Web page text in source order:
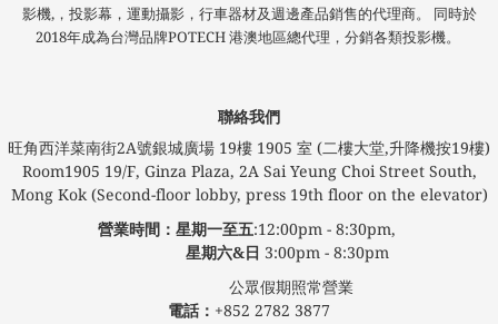
影機,，投影幕，運動攝影，行車器材及週邊產品銷售的代理商。 同時於
2018年成為台灣品牌POTECH 港澳地區總代理，分銷各類投影機。
聯絡我們
旺角西洋菜南街2A號銀城廣場​ 19樓 1905 室 (二樓大堂,升降機按19樓)
Room1905 19/F, Ginza Plaza, 2A Sai Yeung Choi Street South,
Mong Kok (Second-floor lobby, press 19th floor on the elevator)
營業時間：星期一至五:12:00pm - 8:30pm,
星期六&日 3:00pm - 8:30pm
公眾假期照常營業
電話： +852 2782 3877